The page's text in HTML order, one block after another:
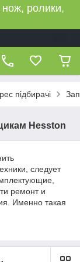
нож, ролики,
підбирачі
Hesston
следует
ремонт и
Именно такая
магазина.